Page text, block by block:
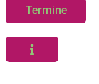
Termine